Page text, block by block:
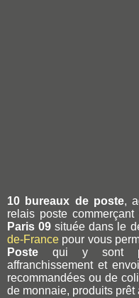
10 bureaux de poste,
relais poste
Paris 09 située dans le
de-France pour vous
Poste qui y sont
affranchissement et
recommandées ou de
de monnaie, produits prêt